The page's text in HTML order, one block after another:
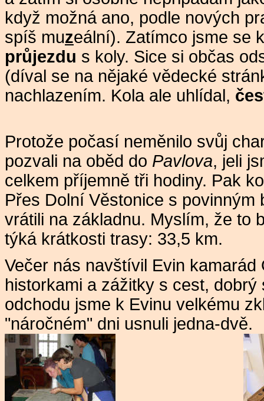
když možná ano, podle nových
spíš muzeální). Zatímco jsme se
průjezdu s koly. Sice si občas
(díval se na nějaké vědecké
nachlazením. Kola ale uhlídal,
Protože počasí neměnilo svůj
pozvali na oběd do Pavlova, jeli
celkem příjemně tři hodiny. Pak
Přes Dolní Věstonice s povinným
vrátili na základnu. Myslím, že to
týká krátkosti trasy: 33,5 km.
Večer nás navštívil Evin kamarád
historkami a zážitky s cest, dobrý
odchodu jsme k Evinu velkému
"náročném" dni usnuli jedna-dvě.